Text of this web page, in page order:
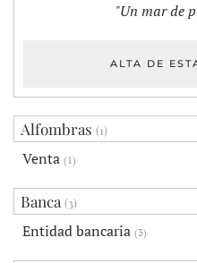
"Un mar de
ALTA DE
Alfombras (1)
Venta (1)
Banca (3)
Entidad bancaria (3)